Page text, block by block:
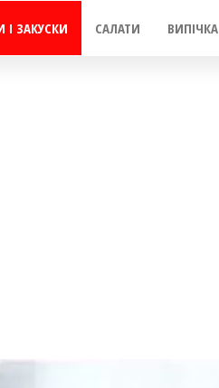
І ЗАКУСКИ САЛАТИ ВИПІЧКА